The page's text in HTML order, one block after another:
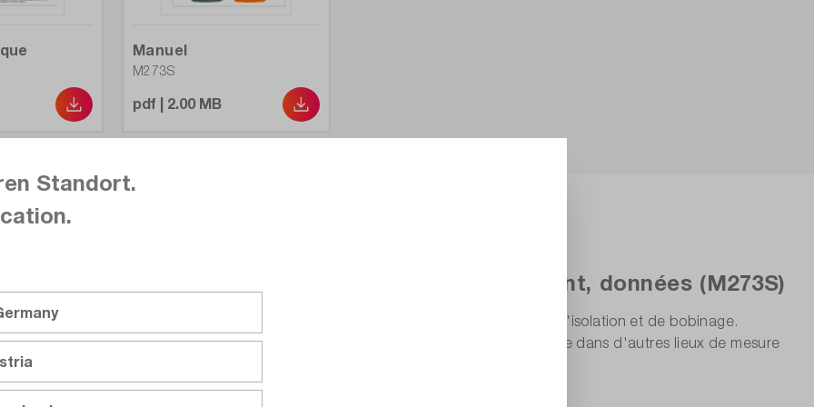
Manuel
M273S
pdf | 2.00 MB
4 3/4, milliohms, isolation, test d'enroulement, données (M273S)
: milliohmètre et multimètre, enregistreur de données et testeur de résistance d'isolation et de bobinage.
: il peut être utilisé de manière aussi avantageuse dans le cockpit d'un avion que dans d'autres lieux de mesure
Standort.